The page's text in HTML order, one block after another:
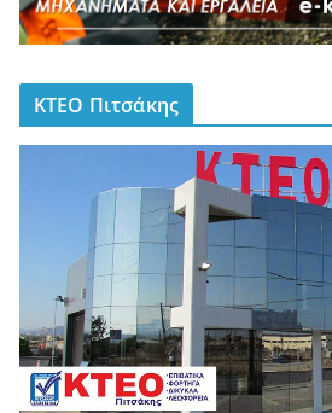
ΚΤΕΟ Πιτσάκης